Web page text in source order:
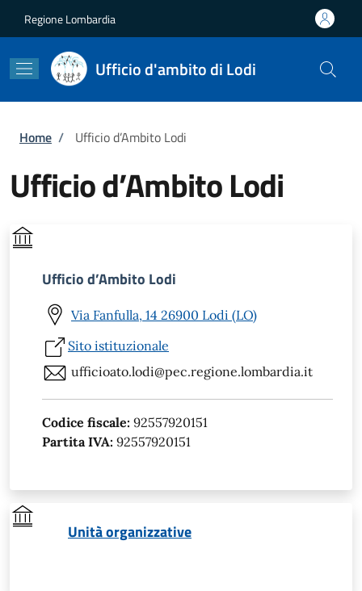
Regione Lombardia
Ufficio d'ambito di Lodi
Briciole di pane
Home / Ufficio d’Ambito Lodi
Ufficio d’Ambito Lodi
Ufficio d’Ambito Lodi
Via Fanfulla, 14 26900 Lodi (LO)
Sito istituzionale
ufficioato.lodi@pec.regione.lombardia.it
Codice fiscale: 92557920151
Partita IVA: 92557920151
Unità organizzative